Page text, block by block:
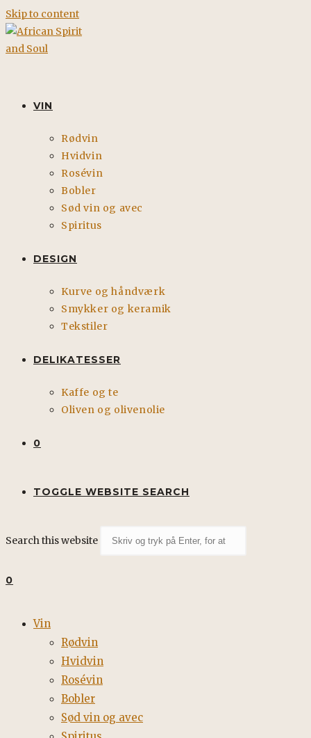
Skip to content
VIN
Rødvin
Hvidvin
Rosévin
Bobler
Sød vin og avec
Spiritus
DESIGN
Kurve og håndværk
Smykker og keramik
Tekstiler
DELIKATESSER
Kaffe og te
Oliven og olivenolie
0
TOGGLE WEBSITE SEARCH
Search this website
0
Vin
Rødvin
Hvidvin
Rosévin
Bobler
Sød vin og avec